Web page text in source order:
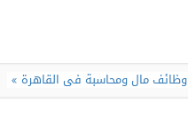
وظائف مال ومحاسبة فى القاهرة